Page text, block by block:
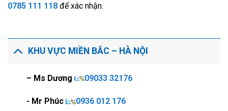
0785 111 118 để xác nhận.
KHU VỰC MIỀN BẮC – HÀ NỘI
– Ms Dương 09033 32176
- Mr Phúc 0936 012 176